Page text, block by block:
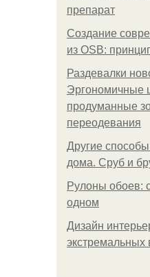
препарат
Создание
из OSB:
Раздевалки
Эргономичные
продуманные
переодевания
Другие
дома. Сруб и
Рулоны обоев:
одном
Дизайн
экстремальных